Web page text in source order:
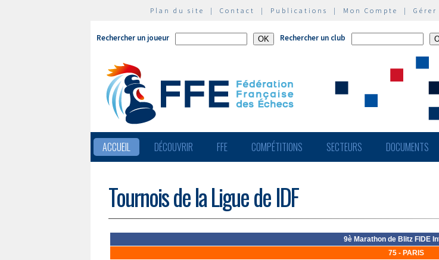
Plan du site | Contact | Publications | Mon Compte |
Rechercher un joueur Rechercher un club
ACCUEIL DÉCOUVRIR FFE COMPÉTITIONS SECTEURS DOCUMENTS
Tournois de la Ligue de IDF
9è Marathon de Blitz FIDE
75 - PARIS